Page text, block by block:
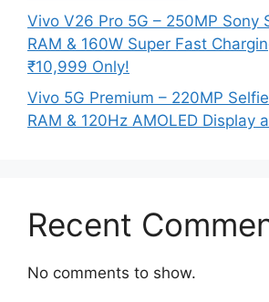
Vivo V26 Pro 5G – 250MP Sony
RAM & 160W Super Fast
₹10,999 Only!
Vivo 5G Premium – 220MP
RAM & 120Hz AMOLED Display
Recent
No comments to show.